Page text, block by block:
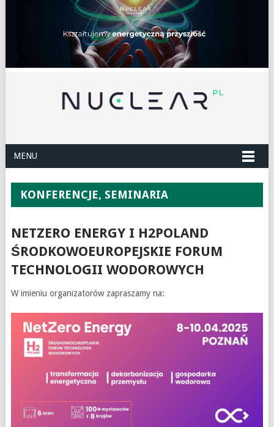
MENU
KONFERENCJE, SEMINARIA
NETZERO ENERGY I H2POLAND
ŚRODKOWOEUROPEJSKIE FORUM
TECHNOLOGII WODOROWYCH
W imieniu organizatorów zapraszamy na: